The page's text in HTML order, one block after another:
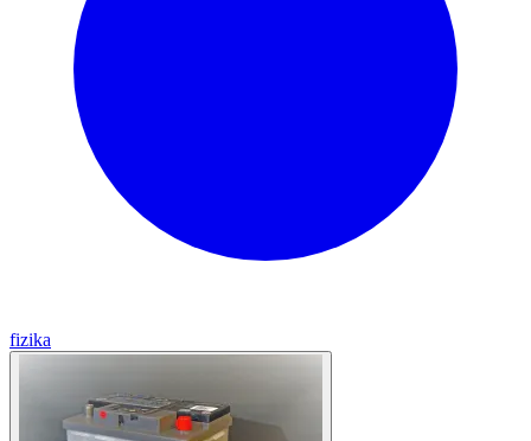
fizika